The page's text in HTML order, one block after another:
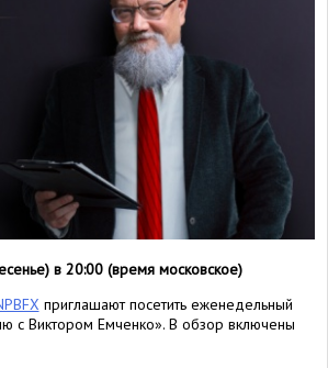
в 20:00 (время московское)
приглашают посетить еженедельный
с Виктором Емченко». В обзор включены